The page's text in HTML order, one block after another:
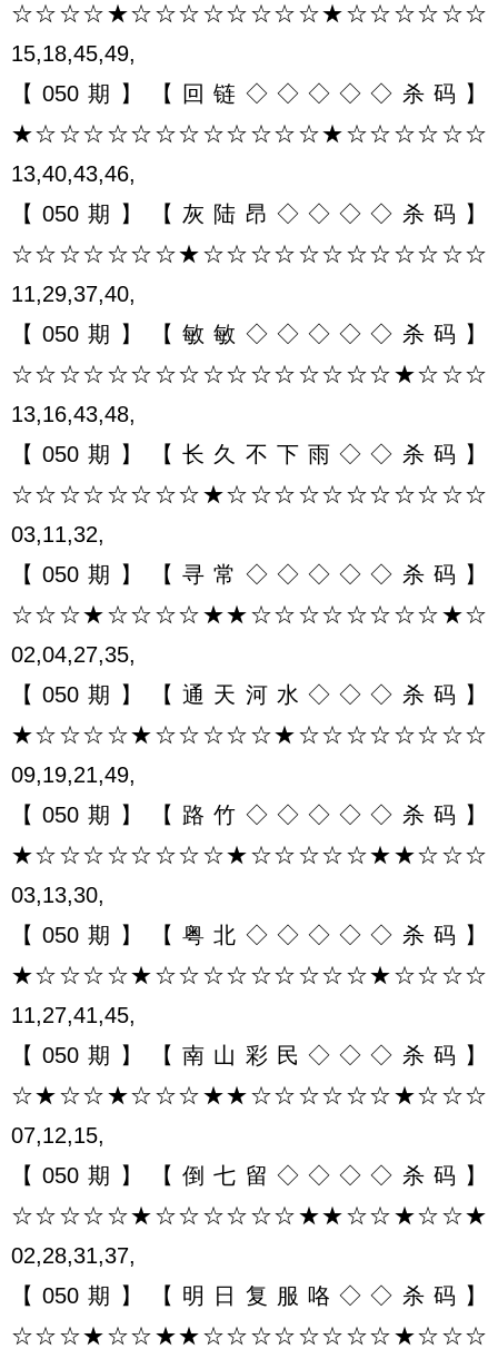
☆☆☆☆★☆☆☆☆☆☆☆☆★☆☆☆☆☆☆
15,18,45,49,
【050期】【回链◇◇◇◇◇杀码】
★☆☆☆☆☆☆☆☆☆☆☆☆★☆☆☆☆☆☆
13,40,43,46,
【050期】【灰陆昂◇◇◇◇杀码】
☆☆☆☆☆☆☆★☆☆☆☆☆☆☆☆☆☆☆☆
11,29,37,40,
【050期】【敏敏◇◇◇◇◇杀码】
☆☆☆☆☆☆☆☆☆☆☆☆☆☆☆☆★☆☆☆
13,16,43,48,
【050期】【长久不下雨◇◇杀码】
☆☆☆☆☆☆☆☆★☆☆☆☆☆☆☆☆☆☆☆
03,11,32,
【050期】【寻常◇◇◇◇◇杀码】
☆☆☆★☆☆☆☆★★☆☆☆☆☆☆☆☆★☆
02,04,27,35,
【050期】【通天河水◇◇◇杀码】
★☆☆☆☆★☆☆☆☆☆★☆☆☆☆☆☆☆☆
09,19,21,49,
【050期】【路竹◇◇◇◇◇杀码】
★☆☆☆☆☆☆☆☆★☆☆☆☆☆★★☆☆☆
03,13,30,
【050期】【粤北◇◇◇◇◇杀码】
★☆☆☆☆★☆☆☆☆☆☆☆☆☆★☆☆☆☆
11,27,41,45,
【050期】【南山彩民◇◇◇杀码】
☆★☆☆★☆☆☆★★☆☆☆☆☆☆★☆☆☆
07,12,15,
【050期】【倒七留◇◇◇◇杀码】
☆☆☆☆☆★☆☆☆☆☆☆★★☆☆★☆☆★
02,28,31,37,
【050期】【明日复服咯◇◇杀码】
☆☆☆★☆☆★★☆☆☆☆☆☆☆☆★☆☆☆